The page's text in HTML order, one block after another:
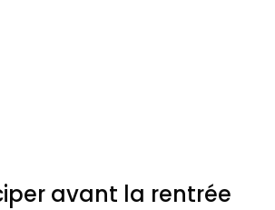
avant la rentrée